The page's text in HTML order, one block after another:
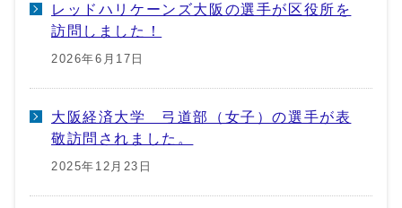
レッドハリケーンズ大阪の選手が区役所を
訪問しました！
2026年6月17日
大阪経済大学 弓道部（女子）の選手が表
敬訪問されました。
2025年12月23日